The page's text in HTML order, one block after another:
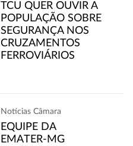
TCU QUER OUVIR A
POPULAÇÃO SOBRE
SEGURANÇA NOS
CRUZAMENTOS
FERROVIÁRIOS
Notícias Câmara
EQUIPE DA
EMATER-MG